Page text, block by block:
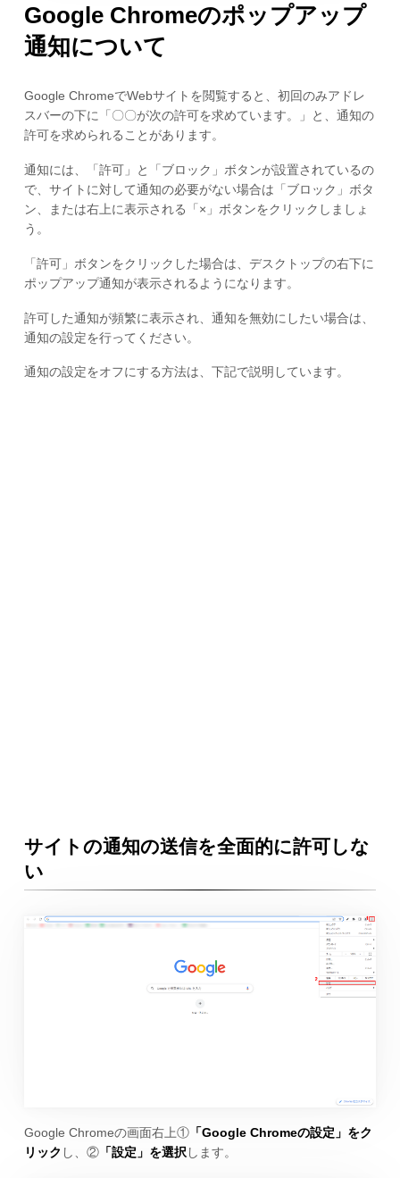
Google Chromeのポップアップ
通知について
Google ChromeでWebサイトを閲覧すると、初回のみアドレ
スバーの下に「〇〇が次の許可を求めています。」と、通知の
許可を求められることがあります。
通知には、「許可」と「ブロック」ボタンが設置されているの
で、サイトに対して通知の必要がない場合は「ブロック」ボタ
ン、または右上に表示される「×」ボタンをクリックしましょ
う。
「許可」ボタンをクリックした場合は、デスクトップの右下に
ポップアップ通知が表示されるようになります。
許可した通知が頻繁に表示され、通知を無効にしたい場合は、
通知の設定を行ってください。
通知の設定をオフにする方法は、下記で説明しています。
サイトの通知の送信を全面的に許可しな
い
Google Chromeの画面右上①「Google Chromeの設定」をク
リック し、②「設定」を選択 します。